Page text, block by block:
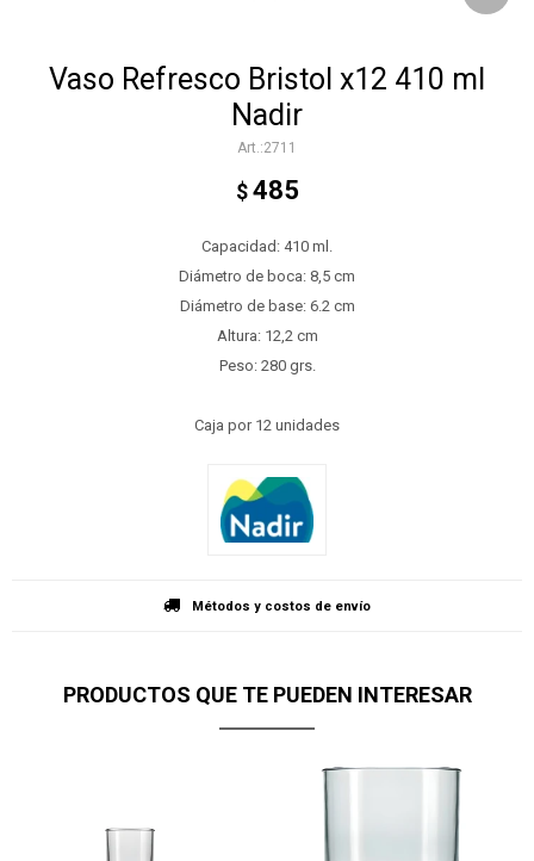
Vaso Refresco Bristol x12 410 ml
Nadir
2711
$ 485
Capacidad: 410 ml.
Diámetro de boca: 8,5 cm
Diámetro de base: 6.2 cm
Altura: 12,2 cm
Peso: 280 grs.
Caja por 12 unidades
Métodos y costos de envío
PRODUCTOS QUE TE PUEDEN INTERESAR